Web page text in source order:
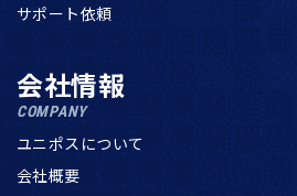
サポート依頼
会社情報
COMPANY
ユニポスについて
会社概要